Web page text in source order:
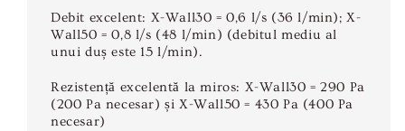
Debit excelent: X-Wall30 = 0,6 l/s (36 l/min); X-
Wall50 = 0,8 l/s (48 l/min) (debitul mediu al
unui duș este 15 l/min).
Rezistență excelentă la miros: X-Wall30 = 290 Pa
(200 Pa necesar) și X-Wall50 = 430 Pa (400 Pa
necesar)